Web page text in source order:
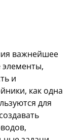
важнейшее
и
как одна
для